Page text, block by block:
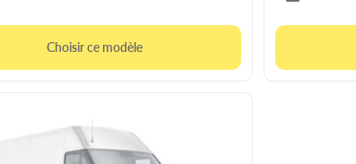
Choisir ce modèle